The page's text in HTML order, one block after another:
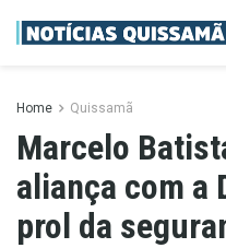
Home Quissamã
Marcelo
aliança com a
prol da